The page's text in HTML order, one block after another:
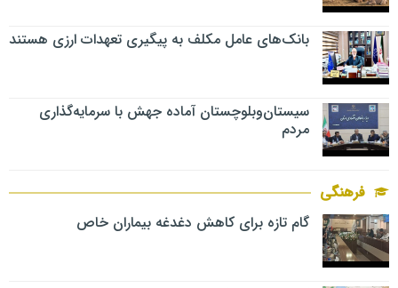
بانک‌های عامل مکلف به پیگیری تعهدات ارزی هستند
سیستان‌وبلوچستان آماده جهش با سرمایه‌گذاری
مردم
فرهنگی
گام تازه برای کاهش دغدغه بیماران خاص